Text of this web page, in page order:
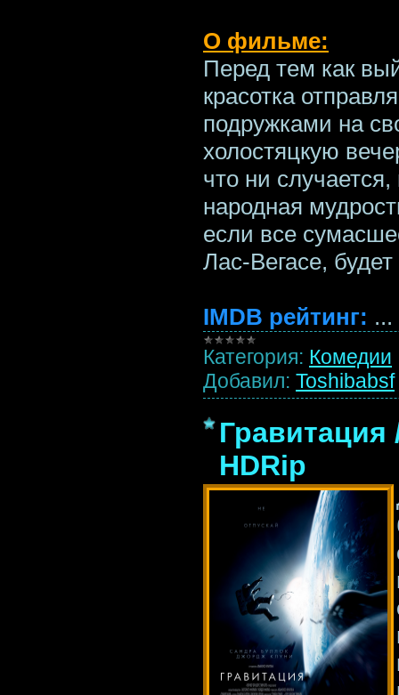
О фильме:
Перед тем как
красотка
подружками на
холостяцкую
что ни
народная
если все
Лас-Вегасе,
IMDB рейтинг: ...
Категория: Комедии
Добавил: Toshibabsf
Гравитация
HDRip